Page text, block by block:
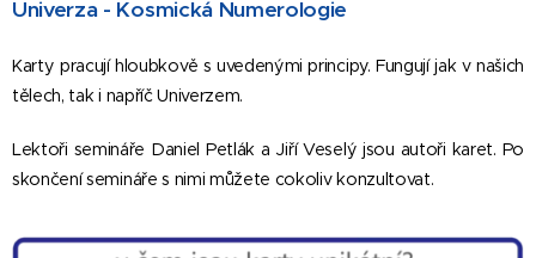
Univerza - Kosmická Numerologie
Karty pracují hloubkově s uvedenými principy. Fungují jak v našich
tělech, tak i napříč Univerzem.
Lektoři semináře Daniel Petlák a Jiří Veselý jsou autoři karet. Po
skončení semináře s nimi můžete cokoliv konzultovat.